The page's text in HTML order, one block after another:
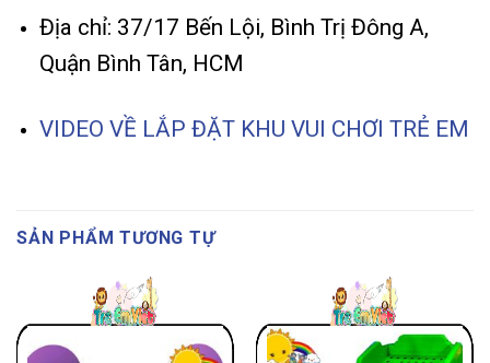
Địa chỉ: 37/17 Bến Lội, Bình Trị Đông A,
Quận Bình Tân, HCM
VIDEO VỀ LẮP ĐẶT KHU VUI CHƠI TRẺ EM
SẢN PHẨM TƯƠNG TỰ